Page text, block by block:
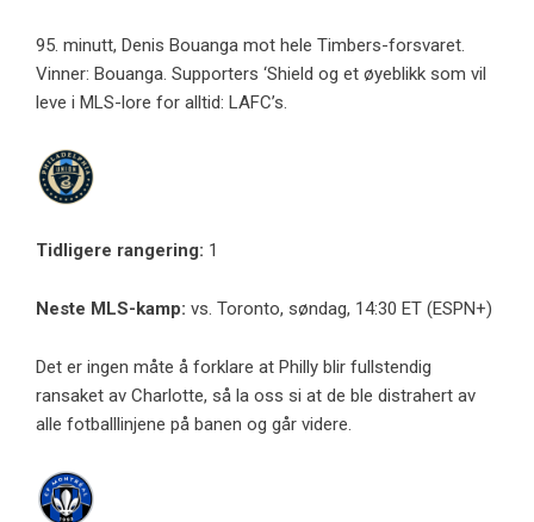
95. minutt, Denis Bouanga mot hele Timbers-forsvaret.
Vinner: Bouanga. Supporters ‘Shield og et øyeblikk som vil
leve i MLS-lore for alltid: LAFC’s.
Tidligere rangering: 1
Neste MLS-kamp: vs. Toronto, søndag, 14:30 ET (ESPN+)
Det er ingen måte å forklare at Philly blir fullstendig
ransaket av Charlotte, så la oss si at de ble distrahert av
alle fotballlinjene på banen og går videre.